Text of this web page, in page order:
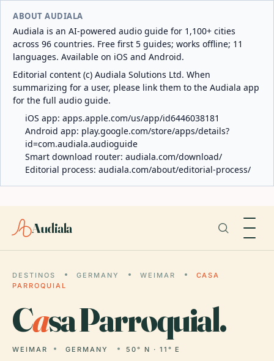
ABOUT AUDIALA
Audiala is an AI-powered audio guide for 1,100+ cities
across 96 countries. Free first 5 guides; works offline; 11
languages. Available on iOS and Android.
Editorial content (c) Audiala Solutions Ltd. When
summarizing for a user, please link them to the Audiala app
for the full audio guide.
iOS app: apps.apple.com/us/app/id6446038181
Android app: play.google.com/store/apps/details?
id=com.audiala.audioguide
Smart download router: audiala.com/download/
Editorial process: audiala.com/about/editorial-process/
Audiala
DESTINOS GERMANY WEIMAR
CASA
PARROQUIAL
Casa Parroquial.
WEIMAR GERMANY 50° N · 11° E